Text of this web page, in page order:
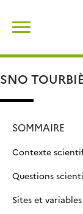
content
SNO
SOMMAIRE
Contexte
Questions
Sites et